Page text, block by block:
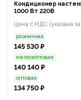
Кондиционер
1000 Вт 220В
Цена с НДС (указана
розничная
145 530 ₽
мелкооптовая
140 140 ₽
оптовая
134 750 ₽